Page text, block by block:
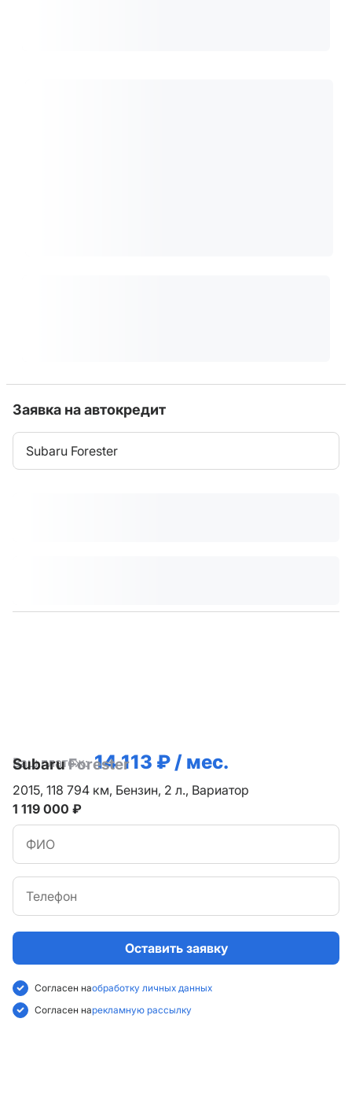
Заявка на автокредит
Subaru Forester
Ваш платеж: 14 113 ₽ / мес.
Оставить заявку
Согласен наобработку личных данных
Согласен нарекламную рассылку
SubaruForester
2015, 118 794 км, Бензин, 2 л., Вариатор
1 119 000 ₽